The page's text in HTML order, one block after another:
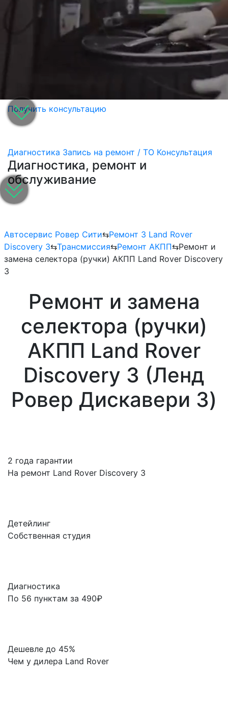
Получить консультацию
Диагностика Запись на ремонт / ТО Консультация
Диагностика, ремонт и
обслуживание
Автосервис Ровер Сити⇆Ремонт 3 Land Rover
Discovery 3⇆Трансмиссия⇆Ремонт АКПП⇆Ремонт и
замена селектора (ручки) АКПП Land Rover Discovery
3
Ремонт и замена
селектора (ручки)
АКПП Land Rover
Discovery 3 (Ленд
Ровер Дискавери 3)
2 года гарантии
На ремонт Land Rover Discovery 3
Детейлинг
Собственная студия
Диагностика
По 56 пунктам за 490₽
Дешевле до 45%
Чем у дилера Land Rover